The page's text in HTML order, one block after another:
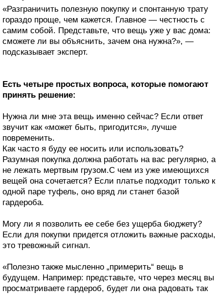
«Разграничить полезную покупку и спонтанную трату
гораздо проще, чем кажется. Главное — честность с
самим собой. Представьте, что вещь уже у вас дома:
сможете ли вы объяснить, зачем она нужна?», —
подсказывает эксперт.
Есть четыре простых вопроса, которые помогают
принять решение:
Нужна ли мне эта вещь именно сейчас? Если ответ
звучит как «может быть, пригодится», лучше
повременить.
Как часто я буду ее носить или использовать?
Разумная покупка должна работать на вас регулярно, а
не лежать мертвым грузом.С чем из уже имеющихся
вещей она сочетается? Если платье подходит только к
одной паре туфель, оно вряд ли станет базой
гардероба.
Могу ли я позволить ее себе без ущерба бюджету?
Если для покупки придется отложить важные расходы,
это тревожный сигнал.
«Полезно также мысленно „примерить“ вещь в
будущем. Например: представьте, что через месяц вы
просматриваете гардероб, будет ли она радовать так